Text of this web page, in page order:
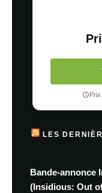
LES
Bande-annonce
(Insidious: Out